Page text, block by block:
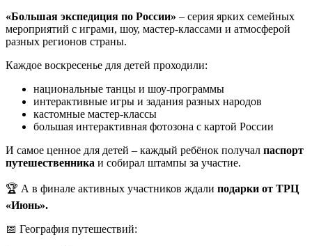
«Большая экспедиция по России» – серия ярких семейных
мероприятий с играми, шоу, мастер-классами и атмосферой
разных регионов страны.
Каждое воскресенье для детей проходили:
национальные танцы и шоу-программы
интерактивные игры и задания разных народов
кастомные мастер-классы
большая интерактивная фотозона с картой России
И самое ценное для детей – каждый ребёнок получал паспорт
путешественника и собирал штампы за участие.
🏆 А в финале активных участников ждали подарки от ТРЦ
«Июнь».
📅 География путешествий: